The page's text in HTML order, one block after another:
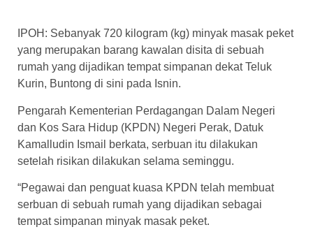
IPOH: Sebanyak 720 kilogram (kg) minyak masak peket
yang merupakan barang kawalan disita di sebuah
rumah yang dijadikan tempat simpanan dekat Teluk
Kurin, Buntong di sini pada Isnin.
Pengarah Kementerian Perdagangan Dalam Negeri
dan Kos Sara Hidup (KPDN) Negeri Perak, Datuk
Kamalludin Ismail berkata, serbuan itu dilakukan
setelah risikan dilakukan selama seminggu.
“Pegawai dan penguat kuasa KPDN telah membuat
serbuan di sebuah rumah yang dijadikan sebagai
tempat simpanan minyak masak peket.